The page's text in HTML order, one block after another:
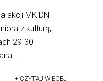
akcji MKiDN
z kulturą,
29-30
+ CZYTAJ WIĘCEJ